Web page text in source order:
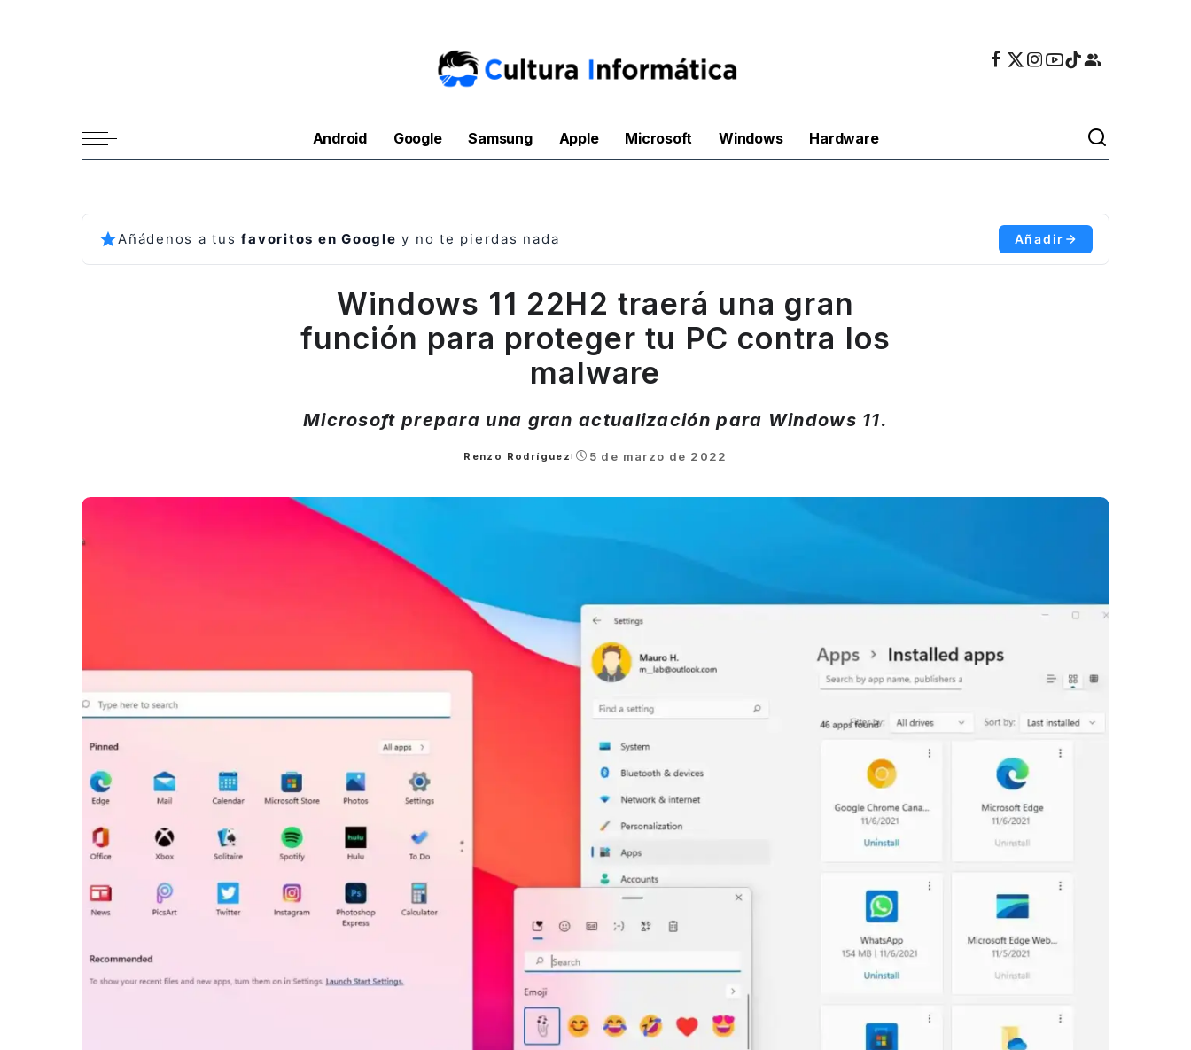
Android Google Samsung Apple Microsoft Windows Hardware
Añádenos a tusfavoritos en Google y no te pierdas nada Añadir
Windows 11 22H2 traerá una gran
función para proteger tu PC contra los
malware
Microsoft prepara una gran actualización para Windows 11.
Posted
Renzo Rodríguez 5 de marzo de 2022